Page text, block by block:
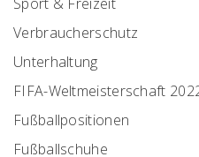
Verbraucherschutz
Unterhaltung
FIFA-Weltmeisterschaft
Fußballpositionen
Fußballschuhe